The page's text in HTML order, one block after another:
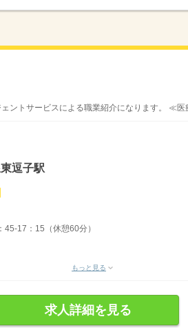
ントサービスによる職業紹介になります。 ≪
逗子駅
17：15（休憩60分）
もっと見る
求人詳細を見る